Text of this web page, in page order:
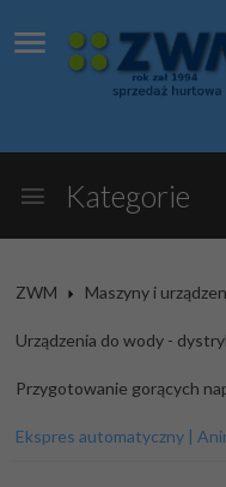
Kategorie
ZWM Maszyny i
Urządzenia do wody -
Przygotowanie gorących
Ekspres automatyczny |